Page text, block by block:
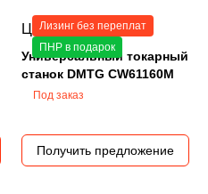
Лизинг без переплат
ПНР в подарок
Цена по запросу
Универсальный токарный
станок DMTG CW61160M
Под заказ
Получить предложение